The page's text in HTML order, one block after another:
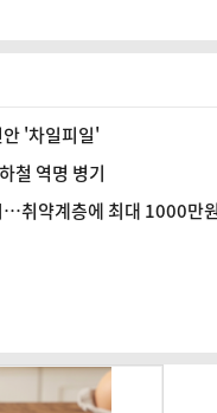
'차일피일'
철 역명 병기
…취약계층에 최대 1000만